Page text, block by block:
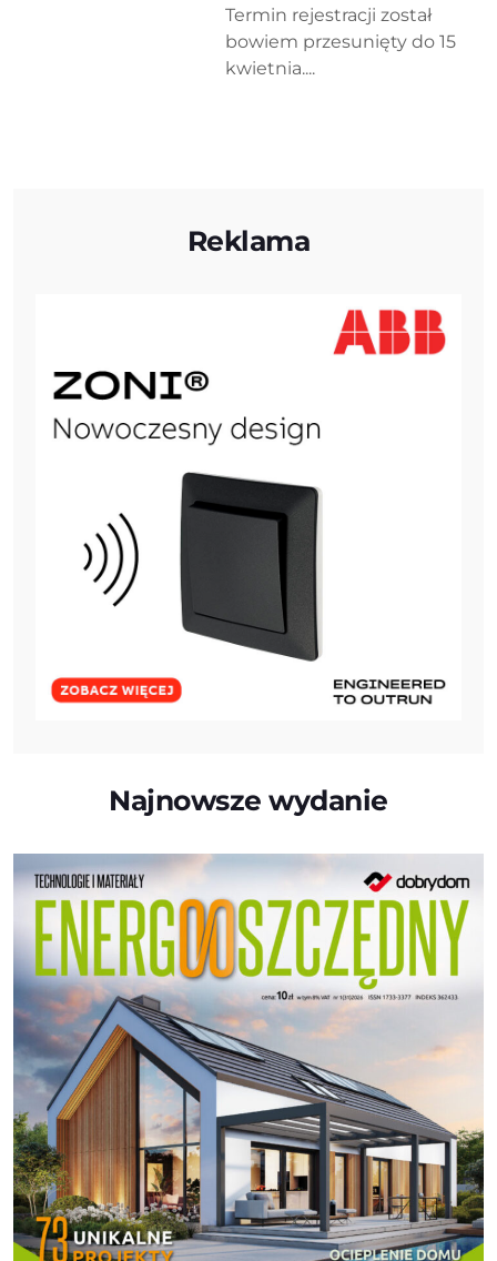
Termin rejestracji został
bowiem przesunięty do 15
kwietnia....
Reklama
Najnowsze wydanie